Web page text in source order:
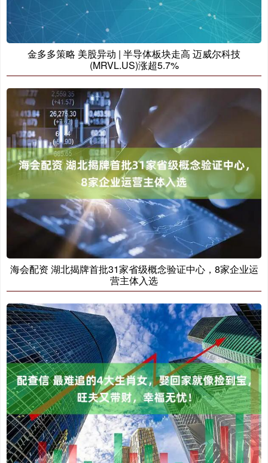
金多多策略 美股异动 | 半导体板块走高 迈威尔科技
(MRVL.US)涨超5.7%
海会配资 湖北揭牌首批31家省级概念验证中心，8家企业运
营主体入选